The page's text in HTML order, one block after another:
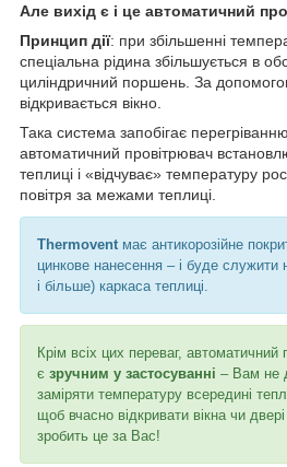
Але вихід є і це автоматичний
Принцип дії: при збільшенні
спеціальна рідина збільшується в
циліндричний поршень. За
відкривається вікно.
Така система запобігає
автоматичний провітрювач
теплиці і «відчуває» температуру
повітря за межами теплиці.
Тhermovent має антикорозійне
цинкове нанесення – і буде
і більше) каркаса теплиці.
Крім всіх цих переваг,
є зручним у застосуванні – Вам не
заміряти температуру всередині
щоб вчасно відкривати вікна чи
зробить це за Вас!